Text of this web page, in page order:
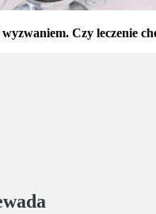
Czy leczenie